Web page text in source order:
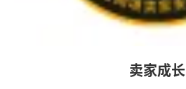
卖家成长